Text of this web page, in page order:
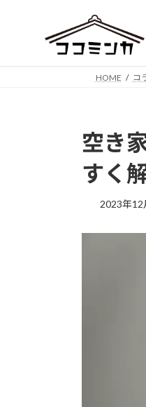
HOME コ
空き
すく
2023年12